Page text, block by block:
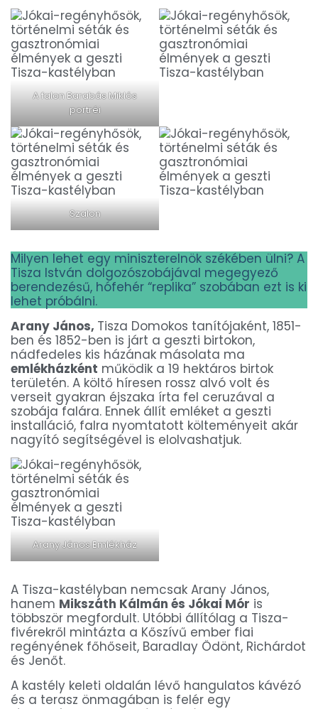
A falon Barabás Miklós
portréi
Szalon
Milyen lehet egy miniszterelnök székében ülni? A
Tisza István dolgozószobájával megegyező
berendezésű, hófehér “replika” szobában ezt is ki
lehet próbálni.
Arany János, Tisza Domokos tanítójaként, 1851-
ben és 1852-ben is járt a geszti birtokon,
nádfedeles kis házának másolata ma
emlékházként működik a 19 hektáros birtok
területén. A költő híresen rossz alvó volt és
verseit gyakran éjszaka írta fel ceruzával a
szobája falára. Ennek állít emléket a geszti
installáció, falra nyomtatott költeményeit akár
nagyító segítségével is elolvashatjuk.
Arany János Emlékház
A Tisza-kastélyban nemcsak Arany János,
hanem Mikszáth Kálmán és Jókai Mór is
többször megfordult. Utóbbi állítólag a Tisza-
fivérekről mintázta a Kőszívű ember fiai
regényének főhőseit, Baradlay Ödönt, Richárdot
és Jenőt.
A kastély keleti oldalán lévő hangulatos kávézó
és a terasz önmagában is felér egy